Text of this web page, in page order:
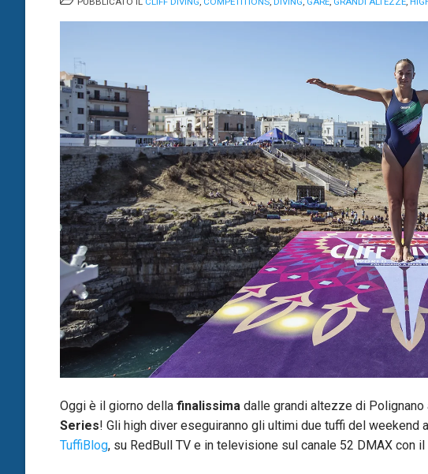
Oggi è il giorno della finalissima dalle grandi altezze di
Series! Gli high diver eseguiranno gli ultimi due tuffi del weekend
TuffiBlog, su RedBull TV e in televisione sul canale 52 DMAX con